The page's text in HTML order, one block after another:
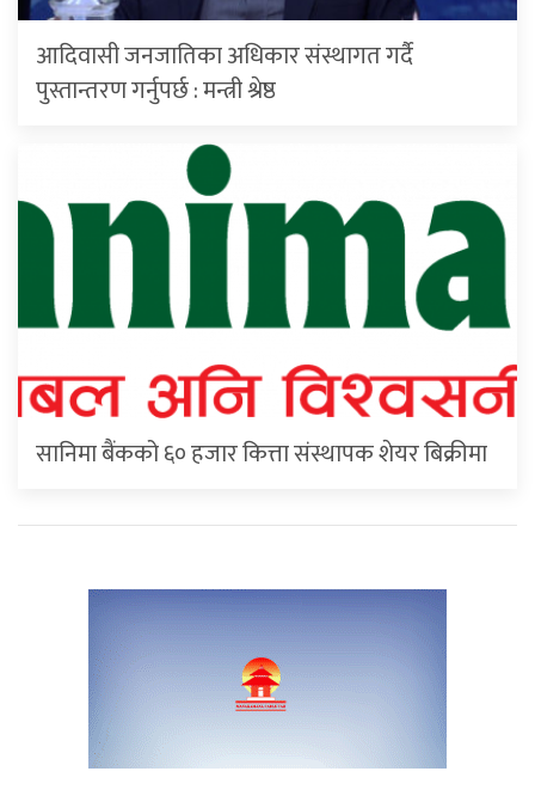
आदिवासी जनजातिका अधिकार संस्थागत गर्दै
पुस्तान्तरण गर्नुपर्छ : मन्त्री श्रेष्ठ
सानिमा बैंकको ६० हजार कित्ता संस्थापक शेयर बिक्रीमा